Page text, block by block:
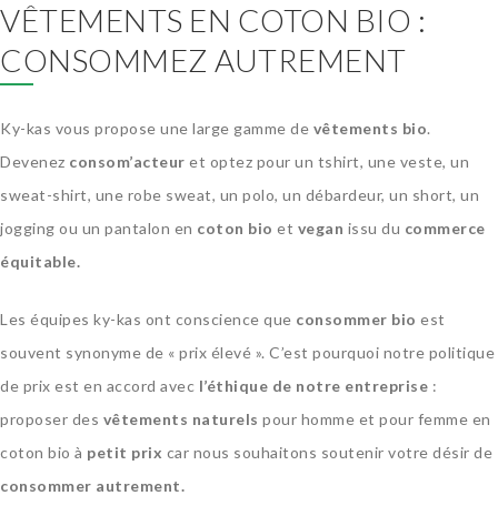
VÊTEMENTS EN COTON BIO :
CONSOMMEZ AUTREMENT
Ky-kas vous propose une large gamme de vêtements bio.
Devenez consom’acteur et optez pour un tshirt, une veste, un
sweat-shirt, une robe sweat, un polo, un débardeur, un short, un
jogging ou un pantalon en coton bio et vegan issu du commerce
équitable.
Les équipes ky-kas ont conscience que consommer bio est
souvent synonyme de « prix élevé ». C’est pourquoi notre politique
de prix est en accord avec l’éthique de notre entreprise :
proposer des vêtements naturels pour homme et pour femme en
coton bio à petit prix car nous souhaitons soutenir votre désir de
consommer autrement.